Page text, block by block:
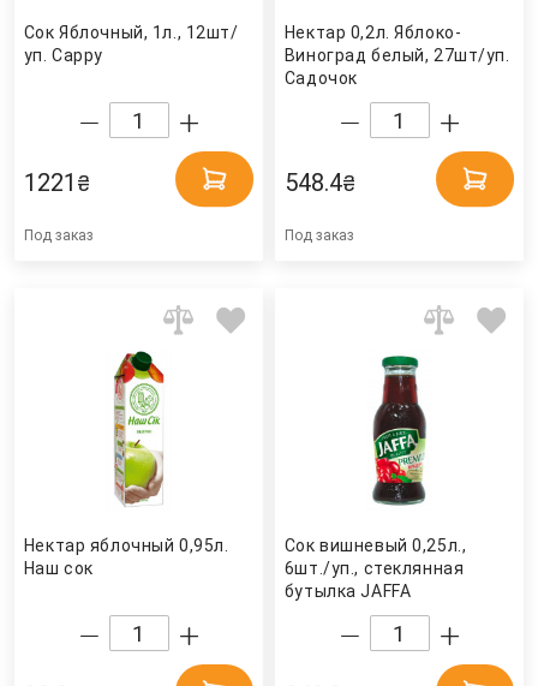
Сок Яблочный, 1л., 12шт/
уп. Cappy
1221 ₴
Под заказ
Нектар 0,2л. Яблоко-
Виноград белый, 27шт/уп.
Садочок
548.4₴
Под заказ
Нектар яблочный 0,95л.
Наш сок
Сок вишневый 0,25л.,
6шт./уп., стеклянная
бутылка JAFFA